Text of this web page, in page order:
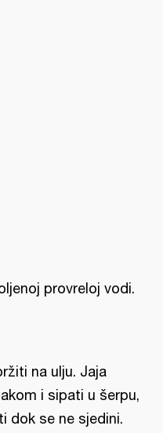
provreloj vodi.
na ulju. Jaja
i sipati u šerpu,
dok se ne sjedini.